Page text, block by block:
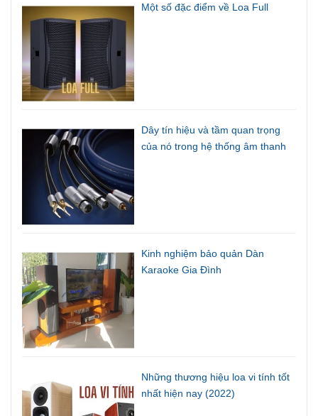
Một số đặc điểm về Loa Full
Dây tín hiệu và tầm quan trọng
của nó trong hệ thống âm thanh
Kinh nghiệm bảo quản Dàn
Karaoke Gia Đình
Những thương hiệu loa vi tính tốt
nhất hiện nay (2022)